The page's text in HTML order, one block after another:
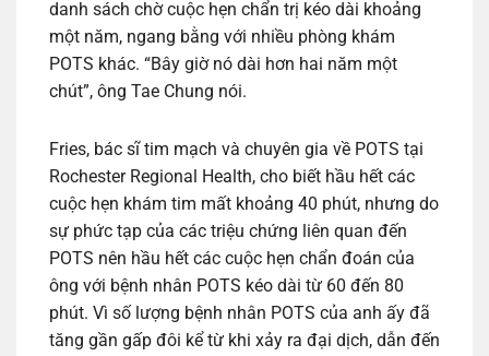
danh sách chờ cuộc hẹn chẩn trị kéo dài khoảng
một năm, ngang bằng với nhiều phòng khám
POTS khác. “Bây giờ nó dài hơn hai năm một
chút”, ông Tae Chung nói.
Fries, bác sĩ tim mạch và chuyên gia về POTS tại
Rochester Regional Health, cho biết hầu hết các
cuộc hẹn khám tim mất khoảng 40 phút, nhưng do
sự phức tạp của các triệu chứng liên quan đến
POTS nên hầu hết các cuộc hẹn chẩn đoán của
ông với bệnh nhân POTS kéo dài từ 60 đến 80
phút. Vì số lượng bệnh nhân POTS của anh ấy đã
tăng gần gấp đôi kể từ khi xảy ra đại dịch, dẫn đến